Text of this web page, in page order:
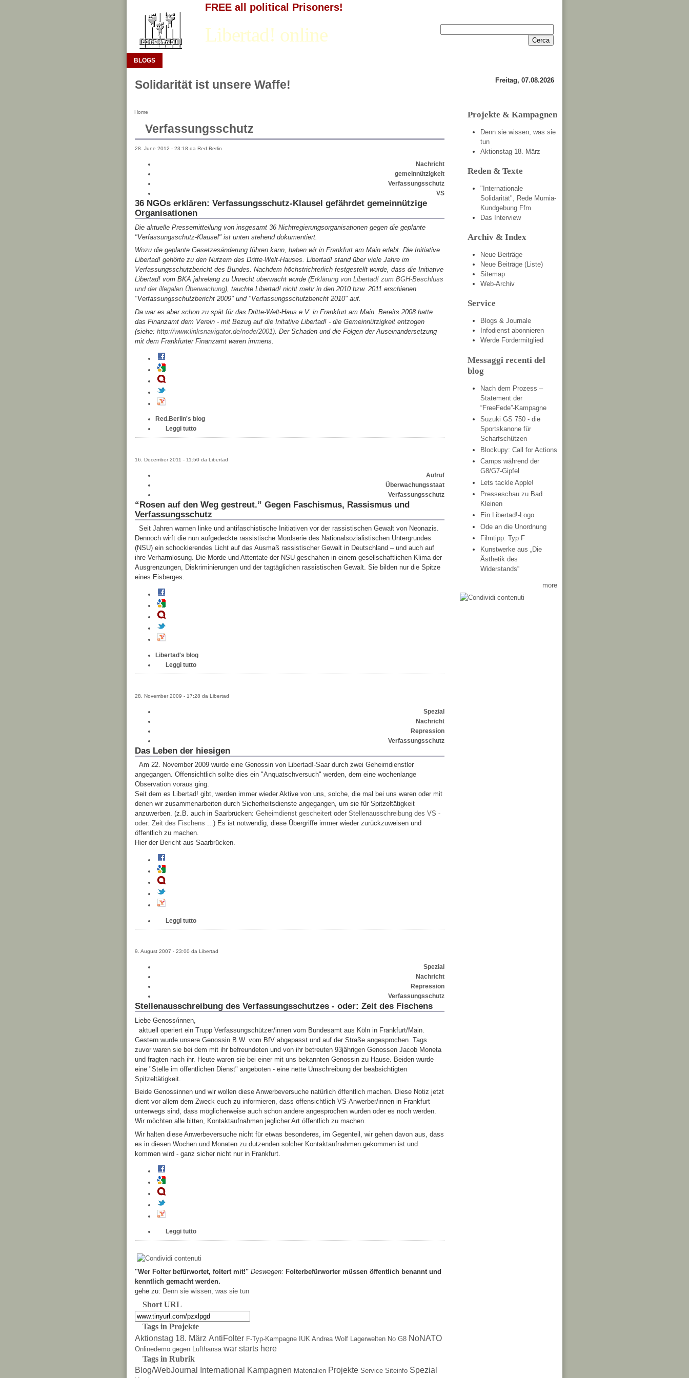
FREE all political Prisoners!
Libertad! online
BLOGS
Solidarität ist unsere Waffe! Freitag, 07.08.2026
Home
Verfassungsschutz
28. June 2012 - 23:18 da Red.Berlin
Nachricht
gemeinnützigkeit
Verfassungsschutz
VS
36 NGOs erklären: Verfassungsschutz-Klausel gefährdet gemeinnützige
Organisationen
Die aktuelle Pressemitteilung von insgesamt 36 Nichtregierungsorganisationen gegen die geplante
"Verfassungsschutz-Klausel" ist unten stehend dokumentiert.
Wozu die geplante Gesetzesänderung führen kann, haben wir in Frankfurt am Main erlebt. Die Initiative
Libertad! gehörte zu den Nutzern des Dritte-Welt-Hauses. Libertad! stand über viele Jahre im
Verfassungsschutzbericht des Bundes. Nachdem höchstrichterlich festgestellt wurde, dass die Initiative
Libertad! vom BKA jahrelang zu Unrecht überwacht wurde (Erklärung von Libertad! zum BGH-Beschluss
und der illegalen Überwachung), tauchte Libertad! nicht mehr in den 2010 bzw. 2011 erschienen
"Verfassungsschutzbericht 2009" und "Verfassungsschutzbericht 2010" auf.
Da war es aber schon zu spät für das Dritte-Welt-Haus e.V. in Frankfurt am Main. Bereits 2008 hatte
das Finanzamt dem Verein - mit Bezug auf die Initative Libertad! - die Gemeinnützigkeit entzogen
(siehe: http://www.linksnavigator.de/node/2001). Der Schaden und die Folgen der Auseinandersetzung
mit dem Frankfurter Finanzamt waren immens.
Red.Berlin's blog
Leggi tutto
16. December 2011 - 11:50 da Libertad
Aufruf
Überwachungsstaat
Verfassungsschutz
“Rosen auf den Weg gestreut.” Gegen Faschismus, Rassismus und
Verfassungsschutz
Seit Jahren warnen linke und antifaschistische Initiativen vor der rassistischen Gewalt von Neonazis.
Dennoch wirft die nun aufgedeckte rassistische Mordserie des Nationalsozialistischen Untergrundes
(NSU) ein schockierendes Licht auf das Ausmaß rassistischer Gewalt in Deutschland – und auch auf
ihre Verharmlosung. Die Morde und Attentate der NSU geschahen in einem gesellschaftlichen Klima der
Ausgrenzungen, Diskriminierungen und der tagtäglichen rassistischen Gewalt. Sie bilden nur die Spitze
eines Eisberges.
Libertad's blog
Leggi tutto
28. November 2009 - 17:28 da Libertad
Spezial
Nachricht
Repression
Verfassungsschutz
Das Leben der hiesigen
Am 22. November 2009 wurde eine Genossin von Libertad!-Saar durch zwei Geheimdienstler
angegangen. Offensichtlich sollte dies ein "Anquatschversuch" werden, dem eine wochenlange
Observation voraus ging.
Seit dem es Libertad! gibt, werden immer wieder Aktive von uns, solche, die mal bei uns waren oder mit
denen wir zusammenarbeiten durch Sicherheitsdienste angegangen, um sie für Spitzeltätigkeit
anzuwerben. (z.B. auch in Saarbrücken: Geheimdienst gescheitert oder Stellenausschreibung des VS -
oder: Zeit des Fischens ...) Es ist notwendig, diese Übergriffe immer wieder zurückzuweisen und
öffentlich zu machen.
Hier der Bericht aus Saarbrücken.
Leggi tutto
9. August 2007 - 23:00 da Libertad
Spezial
Nachricht
Repression
Verfassungsschutz
Stellenausschreibung des Verfassungsschutzes - oder: Zeit des Fischens
Liebe Genoss/innen,
aktuell operiert ein Trupp Verfassungschützer/innen vom Bundesamt aus Köln in Frankfurt/Main.
Gestern wurde unsere Genossin B.W. vom BfV abgepasst und auf der Straße angesprochen. Tags
zuvor waren sie bei dem mit ihr befreundeten und von ihr betreuten 93jährigen Genossen Jacob Moneta
und fragten nach ihr. Heute waren sie bei einer mit uns bekannten Genossin zu Hause. Beiden wurde
eine "Stelle im öffentlichen Dienst" angeboten - eine nette Umschreibung der beabsichtigten
Spitzeltätigkeit.
Beide Genossinnen und wir wollen diese Anwerbeversuche natürlich öffentlich machen. Diese Notiz jetzt
dient vor allem dem Zweck euch zu informieren, dass offensichtlich VS-Anwerber/innen in Frankfurt
unterwegs sind, dass möglicherweise auch schon andere angesprochen wurden oder es noch werden.
Wir möchten alle bitten, Kontaktaufnahmen jeglicher Art öffentlich zu machen.
Wir halten diese Anwerbeversuche nicht für etwas besonderes, im Gegenteil, wir gehen davon aus, dass
es in diesen Wochen und Monaten zu dutzenden solcher Kontaktaufnahmen gekommen ist und
kommen wird - ganz sicher nicht nur in Frankfurt.
Leggi tutto
"Wer Folter befürwortet, foltert mit!" Deswegen: Folterbefürworter müssen öffentlich benannt und
kenntlich gemacht werden.
gehe zu: Denn sie wissen, was sie tun
Short URL
Tags in Projekte
Aktionstag 18. März AntiFolter F-Typ-Kampagne IUK Andrea Wolf Lagerwelten No G8 NoNATO
Onlinedemo gegen Lufthansa war starts here
Tags in Rubrik
Blog/WebJournal International Kampagnen Materialien Projekte Service Siteinfo Spezial
Projekte & Kampagnen
Denn sie wissen, was sie
tun
Aktionstag 18. März
Reden & Texte
"Internationale
Solidarität", Rede Mumia-
Kundgebung Ffm
Das Interview
Archiv & Index
Neue Beiträge
Neue Beiträge (Liste)
Sitemap
Web-Archiv
Service
Blogs & Journale
Infodienst abonnieren
Werde Fördermitglied
Messaggi recenti del
blog
Nach dem Prozess –
Statement der
“FreeFede”-Kampagne
Suzuki GS 750 - die
Sportskanone für
Scharfschützen
Blockupy: Call for Actions
Camps während der
G8/G7-Gipfel
Lets tackle Apple!
Presseschau zu Bad
Kleinen
Ein Libertad!-Logo
Ode an die Unordnung
Filmtipp: Typ F
Kunstwerke aus „Die
Ästhetik des
Widerstands“
more